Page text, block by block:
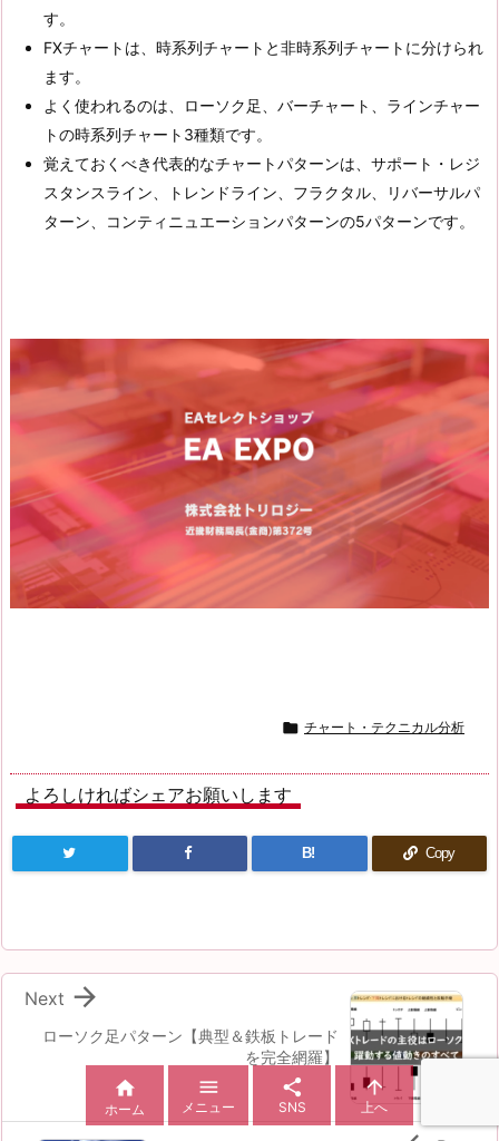
す。
FXチャートは、時系列チャートと非時系列チャートに分けられ
ます。
よく使われるのは、ローソク足、バーチャート、ラインチャー
トの時系列チャート3種類です。
覚えておくべき代表的なチャートパターンは、サポート・レジ
スタンスライン、トレンドライン、フラクタル、リバーサルパ
ターン、コンティニュエーションパターンの5パターンです。
 チャート・テクニカル分析
よろしければシェアお願いします
B! Copy
ローソク足パターン【典型＆鉄板トレード
を完全網羅】

Next

ホーム

メニュー

SNS

上へ